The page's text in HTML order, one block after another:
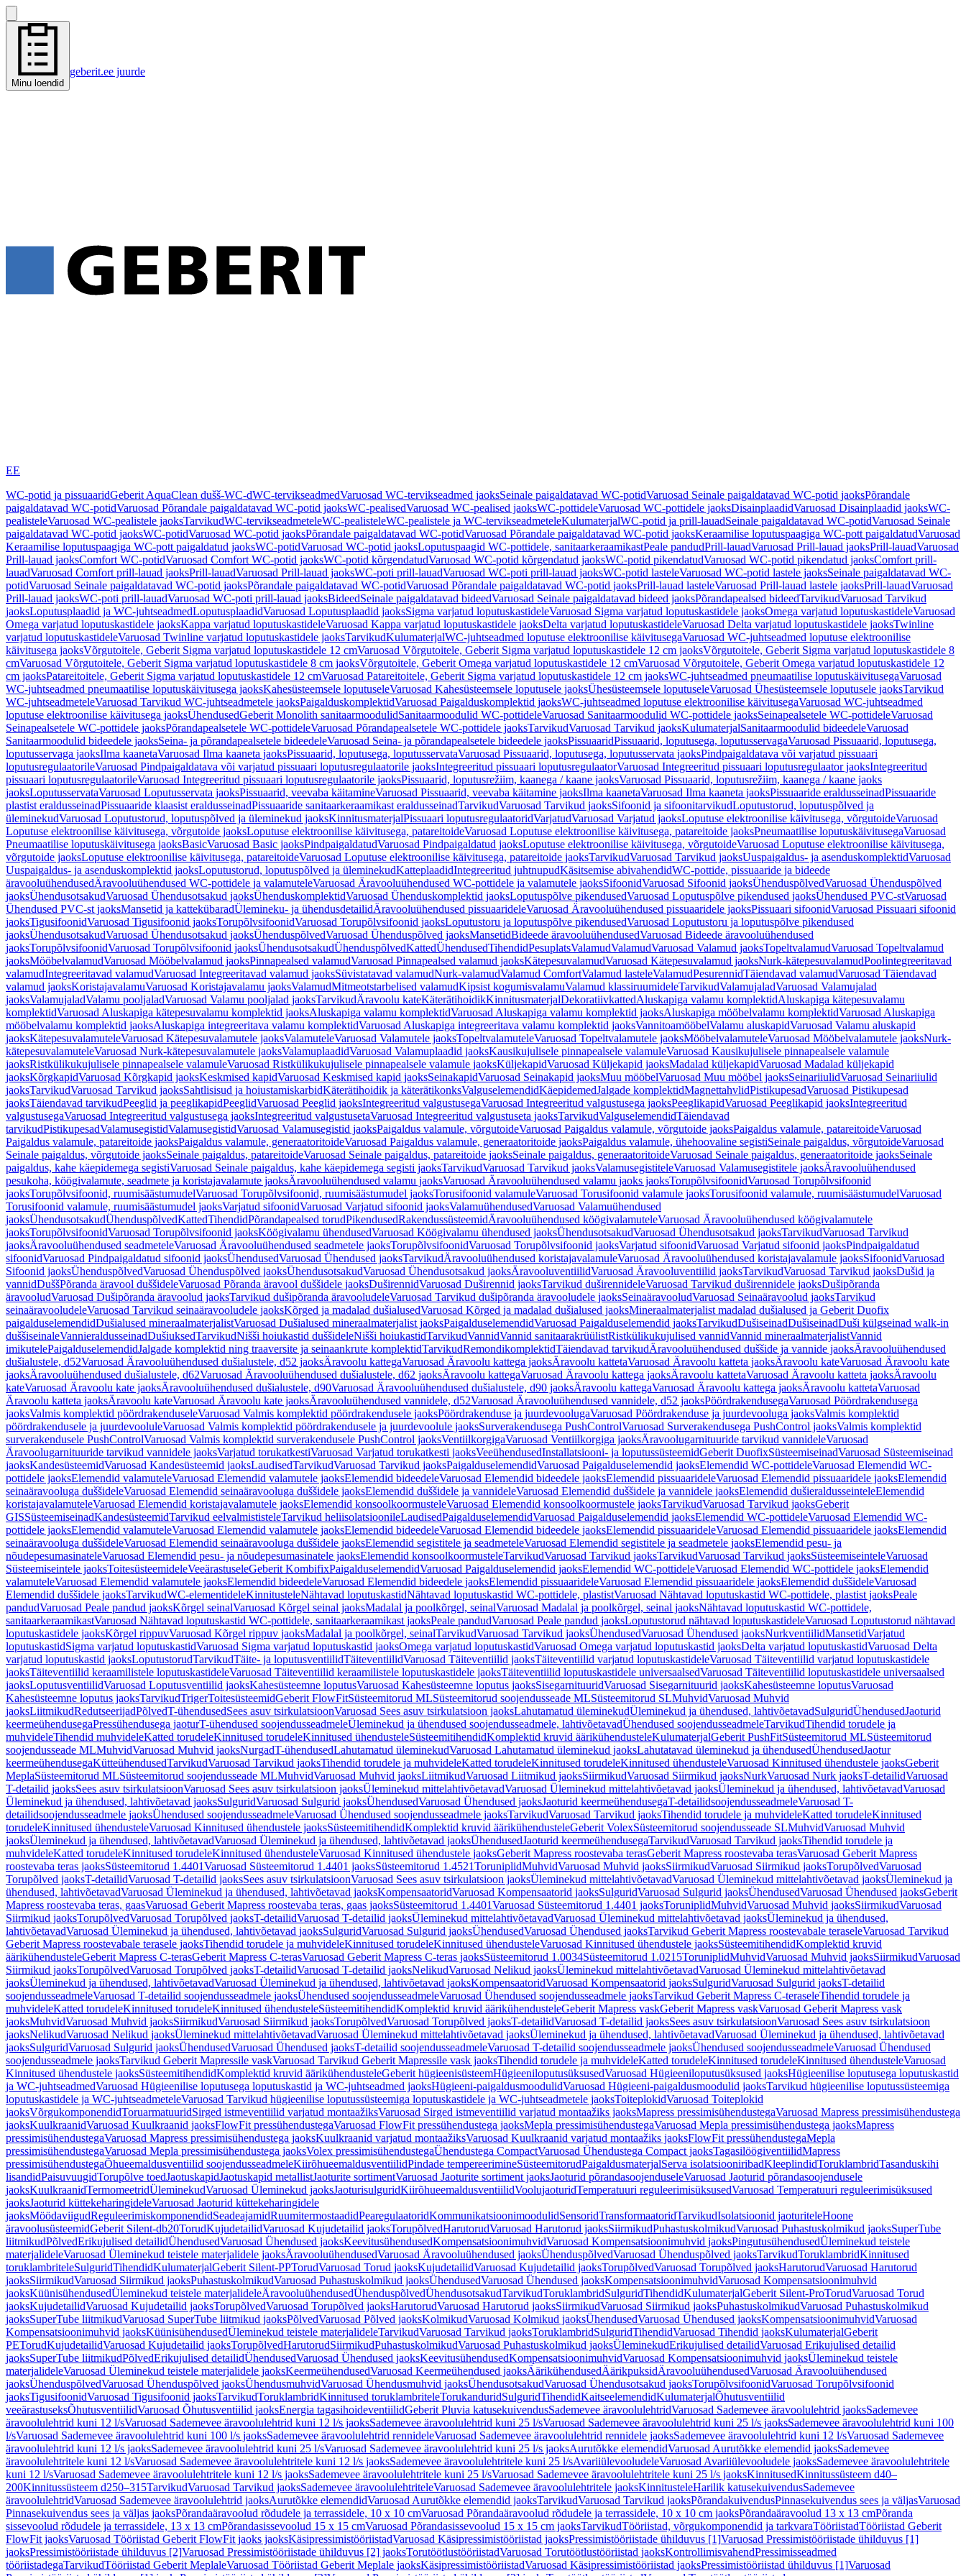
Minu loendid
geberit.ee juurde
EE
WC-potid ja pissuaaridGeberit AquaClean dušš-WC-dWC-tervikseadmedVaruosad WC-tervikseadmed jaoksSeinale paigaldatavad WC-potidVaruosad Seinale paigaldatavad WC-potid jaoksPõrandale
paigaldatavad WC-potidVaruosad Põrandale paigaldatavad WC-potid jaoksWC-pealisedVaruosad WC-pealised jaoksWC-pottideleVaruosad WC-pottidele jaoksDisainplaadidVaruosad Disainplaadid jaoksWC-
pealisteleVaruosad WC-pealistele jaoksTarvikudWC-tervikseadmeteleWC-pealisteleWC-pealistele ja WC-tervikseadmeteleKulumaterjalWC-potid ja prill-lauadSeinale paigaldatavad WC-potidVaruosad Seinale
paigaldatavad WC-potid jaoksWC-potidVaruosad WC-potid jaoksPõrandale paigaldatavad WC-potidVaruosad Põrandale paigaldatavad WC-potid jaoksKeraamilise loputuspaagiga WC-pott paigaldatudVaruosad
Keraamilise loputuspaagiga WC-pott paigaldatud jaoksWC-potidVaruosad WC-potid jaoksLoputuspaagid WC-pottidele, sanitaarkeraamikastPeale pandudPrill-lauadVaruosad Prill-lauad jaoksPrill-lauadVaruosad
Prill-lauad jaoksComfort WC-potidVaruosad Comfort WC-potid jaoksWC-potid kõrgendatudVaruosad WC-potid kõrgendatud jaoksWC-potid pikendatudVaruosad WC-potid pikendatud jaoksComfort prill-
lauadVaruosad Comfort prill-lauad jaoksPrill-lauadVaruosad Prill-lauad jaoksWC-poti prill-lauadVaruosad WC-poti prill-lauad jaoksWC-potid lasteleVaruosad WC-potid lastele jaoksSeinale paigaldatavad WC-
potidVaruosad Seinale paigaldatavad WC-potid jaoksPõrandale paigaldatavad WC-potidVaruosad Põrandale paigaldatavad WC-potid jaoksPrill-lauad lasteleVaruosad Prill-lauad lastele jaoksPrill-lauadVaruosad
Prill-lauad jaoksWC-poti prill-lauadVaruosad WC-poti prill-lauad jaoksBideedSeinale paigaldatavad bideedVaruosad Seinale paigaldatavad bideed jaoksPõrandapealsed bideedTarvikudVaruosad Tarvikud
jaoksLoputusplaadid ja WC-juhtseadmedLoputusplaadidVaruosad Loputusplaadid jaoksSigma varjatud loputuskastideleVaruosad Sigma varjatud loputuskastidele jaoksOmega varjatud loputuskastideleVaruosad
Omega varjatud loputuskastidele jaoksKappa varjatud loputuskastideleVaruosad Kappa varjatud loputuskastidele jaoksDelta varjatud loputuskastideleVaruosad Delta varjatud loputuskastidele jaoksTwinline
varjatud loputuskastideleVaruosad Twinline varjatud loputuskastidele jaoksTarvikudKulumaterjalWC-juhtseadmed loputuse elektroonilise käivitusegaVaruosad WC-juhtseadmed loputuse elektroonilise
käivitusega jaoksVõrgutoitele, Geberit Sigma varjatud loputuskastidele 12 cmVaruosad Võrgutoitele, Geberit Sigma varjatud loputuskastidele 12 cm jaoksVõrgutoitele, Geberit Sigma varjatud loputuskastidele 8
cmVaruosad Võrgutoitele, Geberit Sigma varjatud loputuskastidele 8 cm jaoksVõrgutoitele, Geberit Omega varjatud loputuskastidele 12 cmVaruosad Võrgutoitele, Geberit Omega varjatud loputuskastidele 12
cm jaoksPatareitoitele, Geberit Sigma varjatud loputuskastidele 12 cmVaruosad Patareitoitele, Geberit Sigma varjatud loputuskastidele 12 cm jaoksWC-juhtseadmed pneumaatilise loputuskäivitusegaVaruosad
WC-juhtseadmed pneumaatilise loputuskäivitusega jaoksKahesüsteemsele loputuseleVaruosad Kahesüsteemsele loputusele jaoksÜhesüsteemsele loputuseleVaruosad Ühesüsteemsele loputusele jaoksTarvikud
WC-juhtseadmeteleVaruosad Tarvikud WC-juhtseadmetele jaoksPaigalduskomplektidVaruosad Paigalduskomplektid jaoksWC-juhtseadmed loputuse elektroonilise käivitusegaVaruosad WC-juhtseadmed
loputuse elektroonilise käivitusega jaoksÜhendusedGeberit Monolith sanitaarmoodulidSanitaarmoodulid WC-pottideleVaruosad Sanitaarmoodulid WC-pottidele jaoksSeinapealsetele WC-pottideleVaruosad
Seinapealsetele WC-pottidele jaoksPõrandapealsetele WC-pottideleVaruosad Põrandapealsetele WC-pottidele jaoksTarvikudVaruosad Tarvikud jaoksKulumaterjalSanitaarmoodulid bideedeleVaruosad
Sanitaarmoodulid bideedele jaoksSeina- ja põrandapealsetele bideedeleVaruosad Seina- ja põrandapealsetele bideedele jaoksPissuaaridPissuaarid, loputusega, loputusservagaVaruosad Pissuaarid, loputusega,
loputusservaga jaoksIlma kaanetaVaruosad Ilma kaaneta jaoksPissuaarid, loputusega, loputusservataVaruosad Pissuaarid, loputusega, loputusservata jaoksPindpaigaldatava või varjatud pissuaari
loputusregulaatorileVaruosad Pindpaigaldatava või varjatud pissuaari loputusregulaatorile jaoksIntegreeritud pissuaari loputusregulaatorVaruosad Integreeritud pissuaari loputusregulaator jaoksIntegreeritud
pissuaari loputusregulaatorileVaruosad Integreeritud pissuaari loputusregulaatorile jaoksPissuaarid, loputusrežiim, kaanega / kaane jaoksVaruosad Pissuaarid, loputusrežiim, kaanega / kaane jaoks
jaoksLoputusservataVaruosad Loputusservata jaoksPissuaarid, veevaba käitamineVaruosad Pissuaarid, veevaba käitamine jaoksIlma kaanetaVaruosad Ilma kaaneta jaoksPissuaaride eraldusseinadPissuaaride
plastist eraldusseinadPissuaaride klaasist eraldusseinadPissuaaride sanitaarkeraamikast eraldusseinadTarvikudVaruosad Tarvikud jaoksSifoonid ja sifoonitarvikudLoputustorud, loputuspõlved ja
üleminekudVaruosad Loputustorud, loputuspõlved ja üleminekud jaoksKinnitusmaterjalPissuaari loputusregulaatoridVarjatudVaruosad Varjatud jaoksLoputuse elektroonilise käivitusega, võrgutoideVaruosad
Loputuse elektroonilise käivitusega, võrgutoide jaoksLoputuse elektroonilise käivitusega, patareitoideVaruosad Loputuse elektroonilise käivitusega, patareitoide jaoksPneumaatilise loputuskäivitusegaVaruosad
Pneumaatilise loputuskäivitusega jaoksBasicVaruosad Basic jaoksPindpaigaldatudVaruosad Pindpaigaldatud jaoksLoputuse elektroonilise käivitusega, võrgutoideVaruosad Loputuse elektroonilise käivitusega,
võrgutoide jaoksLoputuse elektroonilise käivitusega, patareitoideVaruosad Loputuse elektroonilise käivitusega, patareitoide jaoksTarvikudVaruosad Tarvikud jaoksUuspaigaldus- ja asenduskomplektidVaruosad
Uuspaigaldus- ja asenduskomplektid jaoksLoputustorud, loputuspõlved ja üleminekudKatteplaadidIntegreeritud juhtnupudKäsitsemise abivahendidWC-pottide, pissuaaride ja bideede
äravooluühendusedÄravooluühendused WC-pottidele ja valamuteleVaruosad Äravooluühendused WC-pottidele ja valamutele jaoksSifoonidVaruosad Sifoonid jaoksÜhenduspõlvedVaruosad Ühenduspõlved
jaoksÜhendusotsakudVaruosad Ühendusotsakud jaoksÜhenduskomplektidVaruosad Ühenduskomplektid jaoksLoputuspõlve pikendusedVaruosad Loputuspõlve pikendused jaoksÜhendused PVC-stVaruosad
Ühendused PVC-st jaoksMansetid ja kattekübaradÜlemineku- ja ühendusdetailidÄravooluühendused pissuaarideleVaruosad Äravooluühendused pissuaaridele jaoksPissuaari sifoonidVaruosad Pissuaari sifoonid
jaoksTigusifoonidVaruosad Tigusifoonid jaoksTorupõlvsifoonidVaruosad Torupõlvsifoonid jaoksLoputustoru ja loputuspõlve pikendusedVaruosad Loputustoru ja loputuspõlve pikendused
jaoksÜhendusotsakudVaruosad Ühendusotsakud jaoksÜhenduspõlvedVaruosad Ühenduspõlved jaoksMansetidBideede äravooluühendusedVaruosad Bideede äravooluühendused
jaoksTorupõlvsifoonidVaruosad Torupõlvsifoonid jaoksÜhendusotsakudÜhenduspõlvedKattedÜhendusedTihendidPesuplatsValamudValamudVaruosad Valamud jaoksTopeltvalamudVaruosad Topeltvalamud
jaoksMööbelvalamudVaruosad Mööbelvalamud jaoksPinnapealsed valamudVaruosad Pinnapealsed valamud jaoksKätepesuvalamudVaruosad Kätepesuvalamud jaoksNurk-kätepesuvalamudPoolintegreeritavad
valamudIntegreeritavad valamudVaruosad Integreeritavad valamud jaoksSüvistatavad valamudNurk-valamudValamud ComfortValamud lasteleValamudPesurennidTäiendavad valamudVaruosad Täiendavad
valamud jaoksKoristajavalamuVaruosad Koristajavalamu jaoksValamudMitmeotstarbelised valamudKipsist kogumisvalamuValamud klassiruumideleTarvikudValamujaladVaruosad Valamujalad
jaoksValamujaladValamu pooljaladVaruosad Valamu pooljalad jaoksTarvikudÄravoolu kateKäterätihoidikKinnitusmaterjalDekoratiivkattedAluskapiga valamu komplektidAluskapiga kätepesuvalamu
komplektidVaruosad Aluskapiga kätepesuvalamu komplektid jaoksAluskapiga valamu komplektidVaruosad Aluskapiga valamu komplektid jaoksAluskapiga mööbelvalamu komplektidVaruosad Aluskapiga
mööbelvalamu komplektid jaoksAluskapiga integreeritava valamu komplektidVaruosad Aluskapiga integreeritava valamu komplektid jaoksVannitoamööbelValamu aluskapidVaruosad Valamu aluskapid
jaoksKätepesuvalamuteleVaruosad Kätepesuvalamutele jaoksValamuteleVaruosad Valamutele jaoksTopeltvalamuteleVaruosad Topeltvalamutele jaoksMööbelvalamuteleVaruosad Mööbelvalamutele jaoksNurk-
kätepesuvalamuteleVaruosad Nurk-kätepesuvalamutele jaoksValamuplaadidVaruosad Valamuplaadid jaoksKausikujulisele pinnapealsele valamuleVaruosad Kausikujulisele pinnapealsele valamule
jaoksRistkülikukujulisele pinnapealsele valamuleVaruosad Ristkülikukujulisele pinnapealsele valamule jaoksKüljekapidVaruosad Küljekapid jaoksMadalad küljekapidVaruosad Madalad küljekapid
jaoksKõrgkapidVaruosad Kõrgkapid jaoksKeskmised kapidVaruosad Keskmised kapid jaoksSeinakapidVaruosad Seinakapid jaoksMuu mööbelVaruosad Muu mööbel jaoksSeinariiulidVaruosad Seinariiulid
jaoksTarvikudVaruosad Tarvikud jaoksSahtlisisud ja hoiustamiskarbidKäterätihoidik ja käterätikonksValguselemendidKäepidemedJalgade komplektidMagnettahvlidPistikupesadVaruosad Pistikupesad
jaoksTäiendavad tarvikudPeeglid ja peeglikapidPeeglidVaruosad Peeglid jaoksIntegreeritud valgustusegaVaruosad Integreeritud valgustusega jaoksPeeglikapidVaruosad Peeglikapid jaoksIntegreeritud
valgustusegaVaruosad Integreeritud valgustusega jaoksIntegreeritud valgustusetaVaruosad Integreeritud valgustuseta jaoksTarvikudValguselemendidTäiendavad
tarvikudPistikupesadValamusegistidValamusegistidVaruosad Valamusegistid jaoksPaigaldus valamule, võrgutoideVaruosad Paigaldus valamule, võrgutoide jaoksPaigaldus valamule, patareitoideVaruosad
Paigaldus valamule, patareitoide jaoksPaigaldus valamule, generaatoritoideVaruosad Paigaldus valamule, generaatoritoide jaoksPaigaldus valamule, ühehoovaline segistiSeinale paigaldus, võrgutoideVaruosad
Seinale paigaldus, võrgutoide jaoksSeinale paigaldus, patareitoideVaruosad Seinale paigaldus, patareitoide jaoksSeinale paigaldus, generaatoritoideVaruosad Seinale paigaldus, generaatoritoide jaoksSeinale
paigaldus, kahe käepidemega segistiVaruosad Seinale paigaldus, kahe käepidemega segisti jaoksTarvikudVaruosad Tarvikud jaoksValamusegistiteleVaruosad Valamusegistitele jaoksÄravooluühendused
pesukoha, köögivalamute, seadmete ja koristajavalamute jaoksÄravooluühendused valamu jaoksVaruosad Äravooluühendused valamu jaoks jaoksTorupõlvsifoonidVaruosad Torupõlvsifoonid
jaoksTorupõlvsifoonid, ruumisäästumudelVaruosad Torupõlvsifoonid, ruumisäästumudel jaoksTorusifoonid valamuleVaruosad Torusifoonid valamule jaoksTorusifoonid valamule, ruumisäästumudelVaruosad
Torusifoonid valamule, ruumisäästumudel jaoksVarjatud sifoonidVaruosad Varjatud sifoonid jaoksValamuühendusedVaruosad Valamuühendused
jaoksÜhendusotsakudÜhenduspõlvedKattedTihendidPõrandapealsed torudPikendusedRakendussüsteemidÄravooluühendused köögivalamuteleVaruosad Äravooluühendused köögivalamutele
jaoksTorupõlvsifoonidVaruosad Torupõlvsifoonid jaoksKöögivalamu ühendusedVaruosad Köögivalamu ühendused jaoksÜhendusotsakudVaruosad Ühendusotsakud jaoksTarvikudVaruosad Tarvikud
jaoksÄravooluühendused seadmeteleVaruosad Äravooluühendused seadmetele jaoksTorupõlvsifoonidVaruosad Torupõlvsifoonid jaoksVarjatud sifoonidVaruosad Varjatud sifoonid jaoksPindpaigaldatud
sifoonidVaruosad Pindpaigaldatud sifoonid jaoksÜhendusedVaruosad Ühendused jaoksTarvikudÄravooluühendused koristajavalamuleVaruosad Äravooluühendused koristajavalamule jaoksSifoonidVaruosad
Sifoonid jaoksÜhenduspõlvedVaruosad Ühenduspõlved jaoksÜhendusotsakudVaruosad Ühendusotsakud jaoksÄravooluventiilidVaruosad Äravooluventiilid jaoksTarvikudVaruosad Tarvikud jaoksDušid ja
vannidDuššPõranda äravool duššideleVaruosad Põranda äravool duššidele jaoksDuširennidVaruosad Duširennid jaoksTarvikud duširennideleVaruosad Tarvikud duširennidele jaoksDušipõranda
äravooludVaruosad Dušipõranda äravoolud jaoksTarvikud dušipõranda äravooludeleVaruosad Tarvikud dušipõranda äravooludele jaoksSeinaäravooludVaruosad Seinaäravoolud jaoksTarvikud
seinaäravooludeleVaruosad Tarvikud seinaäravooludele jaoksKõrged ja madalad dušialusedVaruosad Kõrged ja madalad dušialused jaoksMineraalmaterjalist madalad dušialused ja Geberit Duofix
paigalduselemendidDušialused mineraalmaterjalistVaruosad Dušialused mineraalmaterjalist jaoksPaigalduselemendidVaruosad Paigalduselemendid jaoksTarvikudDušiseinadDušiseinadDuši külgseinad walk-in
duššiseinaleVannieraldusseinadDušiuksedTarvikudNišši hoiukastid duššideleNišši hoiukastidTarvikudVannidVannid sanitaarakrüülistRistkülikukujulised vannidVannid mineraalmaterjalistVannid
imikutelePaigalduselemendidJalgade komplektid ning traaversite ja seinaankrute komplektidTarvikudRemondikomplektidTäiendavad tarvikudÄravooluühendused duššide ja vannide jaoksÄravooluühendused
dušialustele, d52Varuosad Äravooluühendused dušialustele, d52 jaoksÄravoolu kattegaVaruosad Äravoolu kattega jaoksÄravoolu kattetaVaruosad Äravoolu katteta jaoksÄravoolu kateVaruosad Äravoolu kate
jaoksÄravooluühendused dušialustele, d62Varuosad Äravooluühendused dušialustele, d62 jaoksÄravoolu kattegaVaruosad Äravoolu kattega jaoksÄravoolu kattetaVaruosad Äravoolu katteta jaoksÄravoolu
kateVaruosad Äravoolu kate jaoksÄravooluühendused dušialustele, d90Varuosad Äravooluühendused dušialustele, d90 jaoksÄravoolu kattegaVaruosad Äravoolu kattega jaoksÄravoolu kattetaVaruosad
Äravoolu katteta jaoksÄravoolu kateVaruosad Äravoolu kate jaoksÄravooluühendused vannidele, d52Varuosad Äravooluühendused vannidele, d52 jaoksPöördrakendusegaVaruosad Pöördrakendusega
jaoksValmis komplektid pöördrakenduseleVaruosad Valmis komplektid pöördrakendusele jaoksPöördrakenduse ja juurdevoolugaVaruosad Pöördrakenduse ja juurdevooluga jaoksValmis komplektid
pöördrakendusele ja juurdevooluleVaruosad Valmis komplektid pöördrakendusele ja juurdevoolule jaoksSurverakendusega PushControlVaruosad Surverakendusega PushControl jaoksValmis komplektid
surverakendusele PushControlVaruosad Valmis komplektid surverakendusele PushControl jaoksVentiilkorgigaVaruosad Ventiilkorgiga jaoksÄravoolugarnituuride tarvikud vannideleVaruosad
Äravoolugarnituuride tarvikud vannidele jaoksVarjatud torukatkestiVaruosad Varjatud torukatkesti jaoksVeeühendusedInstallatsiooni- ja loputussüsteemidGeberit DuofixSüsteemiseinadVaruosad Süsteemiseinad
jaoksKandesüsteemidVaruosad Kandesüsteemid jaoksLaudisedTarvikudVaruosad Tarvikud jaoksPaigalduselemendidVaruosad Paigalduselemendid jaoksElemendid WC-pottideleVaruosad Elemendid WC-
pottidele jaoksElemendid valamuteleVaruosad Elemendid valamutele jaoksElemendid bideedeleVaruosad Elemendid bideedele jaoksElemendid pissuaarideleVaruosad Elemendid pissuaaridele jaoksElemendid
seinaäravooluga duššideleVaruosad Elemendid seinaäravooluga duššidele jaoksElemendid duššidele ja vannideleVaruosad Elemendid duššidele ja vannidele jaoksElemendid dušieraldusseinteleElemendid
koristajavalamuteleVaruosad Elemendid koristajavalamutele jaoksElemendid konsoolkoormusteleVaruosad Elemendid konsoolkoormustele jaoksTarvikudVaruosad Tarvikud jaoksGeberit
GISSüsteemiseinadKandesüsteemidTarvikud eelvalmististeleTarvikud heliisolatsioonileLaudisedPaigalduselemendidVaruosad Paigalduselemendid jaoksElemendid WC-pottideleVaruosad Elemendid WC-
pottidele jaoksElemendid valamuteleVaruosad Elemendid valamutele jaoksElemendid bideedeleVaruosad Elemendid bideedele jaoksElemendid pissuaarideleVaruosad Elemendid pissuaaridele jaoksElemendid
seinaäravooluga duššideleVaruosad Elemendid seinaäravooluga duššidele jaoksElemendid segistitele ja seadmeteleVaruosad Elemendid segistitele ja seadmetele jaoksElemendid pesu- ja
nõudepesumasinateleVaruosad Elemendid pesu- ja nõudepesumasinatele jaoksElemendid konsoolkoormusteleTarvikudVaruosad Tarvikud jaoksTarvikudVaruosad Tarvikud jaoksSüsteemiseinteleVaruosad
Süsteemiseintele jaoksToitesüsteemideleVeeärastuseleGeberit KombifixPaigalduselemendidVaruosad Paigalduselemendid jaoksElemendid WC-pottideleVaruosad Elemendid WC-pottidele jaoksElemendid
valamuteleVaruosad Elemendid valamutele jaoksElemendid bideedeleVaruosad Elemendid bideedele jaoksElemendid pissuaarideleVaruosad Elemendid pissuaaridele jaoksElemendid duššideleVaruosad
Elemendid duššidele jaoksTarvikudWC-elementideleKinnitusteleNähtavad loputuskastidNähtavad loputuskastid WC-pottidele, plastistVaruosad Nähtavad loputuskastid WC-pottidele, plastist jaoksPeale
pandudVaruosad Peale pandud jaoksKõrgel seinalVaruosad Kõrgel seinal jaoksMadalal ja poolkõrgel, seinalVaruosad Madalal ja poolkõrgel, seinal jaoksNähtavad loputuskastid WC-pottidele,
sanitaarkeraamikastVaruosad Nähtavad loputuskastid WC-pottidele, sanitaarkeraamikast jaoksPeale pandudVaruosad Peale pandud jaoksLoputustorud nähtavad loputuskastideleVaruosad Loputustorud nähtavad
loputuskastidele jaoksKõrgel rippuvVaruosad Kõrgel rippuv jaoksMadalal ja poolkõrgel, seinalTarvikudVaruosad Tarvikud jaoksÜhendusedVaruosad Ühendused jaoksNurkventiilidMansetidVarjatud
loputuskastidSigma varjatud loputuskastidVaruosad Sigma varjatud loputuskastid jaoksOmega varjatud loputuskastidVaruosad Omega varjatud loputuskastid jaoksDelta varjatud loputuskastidVaruosad Delta
varjatud loputuskastid jaoksLoputustorudTarvikudTäite- ja loputusventiilidTäiteventiilidVaruosad Täiteventiilid jaoksTäiteventiilid varjatud loputuskastideleVaruosad Täiteventiilid varjatud loputuskastidele
jaoksTäiteventiilid keraamilistele loputuskastideleVaruosad Täiteventiilid keraamilistele loputuskastidele jaoksTäiteventiilid loputuskastidele universaalsedVaruosad Täiteventiilid loputuskastidele universaalsed
jaoksLoputusventiilidVaruosad Loputusventiilid jaoksKahesüsteemne loputusVaruosad Kahesüsteemne loputus jaoksSisegarnituuridVaruosad Sisegarnituurid jaoksKahesüsteemne loputusVaruosad
Kahesüsteemne loputus jaoksTarvikudTrigerToitesüsteemidGeberit FlowFitSüsteemitorud MLSüsteemitorud soojendusseade MLSüsteemitorud SLMuhvidVaruosad Muhvid
jaoksLiitmikudRedutseerijadPõlvedT-ühendusedSees asuv tsirkulatsioonVaruosad Sees asuv tsirkulatsioon jaoksLahutamatud üleminekudÜleminekud ja ühendused, lahtivõetavadSulguridÜhendusedJaoturid
keermeühendusegaPressühendusega jaoturT-ühendused soojendusseadmeleÜleminekud ja ühendused soojendusseadmele, lahtivõetavadÜhendused soojendusseadmeleTarvikudTihendid torudele ja
muhvideleTihendid muhvideleKatted torudeleKinnitused torudeleKinnitused ühendusteleSüsteemitihendidKomplektid kruvid äärikühendusteleKulumaterjalGeberit PushFitSüsteemitorud MLSüsteemitorud
soojendusseade MLMuhvidVaruosad Muhvid jaoksNurgadT-ühendusedLahutamatud üleminekudVaruosad Lahutamatud üleminekud jaoksLahutatavad üleminekud ja ühendusedÜhendusedJaotur
keermeühendusegaKütteühendusedTarvikudVaruosad Tarvikud jaoksTihendid torudele ja muhvideleKatted torudeleKinnitused torudeleKinnitused ühendusteleVaruosad Kinnitused ühendustele jaoksGeberit
MeplaSüsteemitorud MLSüsteemitorud soojendusseade MLMuhvidVaruosad Muhvid jaoksLiitmikudVaruosad Liitmikud jaoksSiirmikudVaruosad Siirmikud jaoksNurkVaruosad Nurk jaoksT-detailidVaruosad
T-detailid jaoksSees asuv tsirkulatsioonVaruosad Sees asuv tsirkulatsioon jaoksÜleminekud mittelahtivõetavadVaruosad Üleminekud mittelahtivõetavad jaoksÜleminekud ja ühendused, lahtivõetavadVaruosad
Üleminekud ja ühendused, lahtivõetavad jaoksSulguridVaruosad Sulgurid jaoksÜhendusedVaruosad Ühendused jaoksJaoturid keermeühendusegaT-detailidsoojendusseadmeleVaruosad T-
detailidsoojendusseadmele jaoksÜhendused soojendusseadmeleVaruosad Ühendused soojendusseadmele jaoksTarvikudVaruosad Tarvikud jaoksTihendid torudele ja muhvideleKatted torudeleKinnitused
torudeleKinnitused ühendusteleVaruosad Kinnitused ühendustele jaoksSüsteemitihendidKomplektid kruvid äärikühendusteleGeberit VolexSüsteemitorud soojendusseade SLMuhvidVaruosad Muhvid
jaoksÜleminekud ja ühendused, lahtivõetavadVaruosad Üleminekud ja ühendused, lahtivõetavad jaoksÜhendusedJaoturid keermeühendusegaTarvikudVaruosad Tarvikud jaoksTihendid torudele ja
muhvideleKatted torudeleKinnitused torudeleKinnitused ühendusteleVaruosad Kinnitused ühendustele jaoksGeberit Mapress roostevaba terasGeberit Mapress roostevaba terasVaruosad Geberit Mapress
roostevaba teras jaoksSüsteemitorud 1.4401Varuosad Süsteemitorud 1.4401 jaoksSüsteemitorud 1.4521ToruniplidMuhvidVaruosad Muhvid jaoksSiirmikudVaruosad Siirmikud jaoksTorupõlvedVaruosad
Torupõlved jaoksT-detailidVaruosad T-detailid jaoksSees asuv tsirkulatsioonVaruosad Sees asuv tsirkulatsioon jaoksÜleminekud mittelahtivõetavadVaruosad Üleminekud mittelahtivõetavad jaoksÜleminekud ja
ühendused, lahtivõetavadVaruosad Üleminekud ja ühendused, lahtivõetavad jaoksKompensaatoridVaruosad Kompensaatorid jaoksSulguridVaruosad Sulgurid jaoksÜhendusedVaruosad Ühendused jaoksGeberit
Mapress roostevaba teras, gaasVaruosad Geberit Mapress roostevaba teras, gaas jaoksSüsteemitorud 1.4401Varuosad Süsteemitorud 1.4401 jaoksToruniplidMuhvidVaruosad Muhvid jaoksSiirmikudVaruosad
Siirmikud jaoksTorupõlvedVaruosad Torupõlved jaoksT-detailidVaruosad T-detailid jaoksÜleminekud mittelahtivõetavadVaruosad Üleminekud mittelahtivõetavad jaoksÜleminekud ja ühendused,
lahtivõetavadVaruosad Üleminekud ja ühendused, lahtivõetavad jaoksSulguridVaruosad Sulgurid jaoksÜhendusedVaruosad Ühendused jaoksTarvikud Geberit Mapress roostevabale teraseleVaruosad Tarvikud
Geberit Mapress roostevabale terasele jaoksTihendid torudele ja muhvideleKinnitused torudeleKinnitused ühendusteleVaruosad Kinnitused ühendustele jaoksSüsteemitihendidKomplektid kruvid
äärikühendusteleGeberit Mapress C-terasGeberit Mapress C-terasVaruosad Geberit Mapress C-teras jaoksSüsteemitorud 1.0034Süsteemitorud 1.0215ToruniplidMuhvidVaruosad Muhvid jaoksSiirmikudVaruosad
Siirmikud jaoksTorupõlvedVaruosad Torupõlved jaoksT-detailidVaruosad T-detailid jaoksNelikudVaruosad Nelikud jaoksÜleminekud mittelahtivõetavadVaruosad Üleminekud mittelahtivõetavad
jaoksÜleminekud ja ühendused, lahtivõetavadVaruosad Üleminekud ja ühendused, lahtivõetavad jaoksKompensaatoridVaruosad Kompensaatorid jaoksSulguridVaruosad Sulgurid jaoksT-detailid
soojendusseadmeleVaruosad T-detailid soojendusseadmele jaoksÜhendused soojendusseadmeleVaruosad Ühendused soojendusseadmele jaoksTarvikud Geberit Mapress C-teraseleTihendid torudele ja
muhvideleKatted torudeleKinnitused torudeleKinnitused ühendusteleSüsteemitihendidKomplektid kruvid äärikühendusteleGeberit Mapress vaskGeberit Mapress vaskVaruosad Geberit Mapress vask
jaoksMuhvidVaruosad Muhvid jaoksSiirmikudVaruosad Siirmikud jaoksTorupõlvedVaruosad Torupõlved jaoksT-detailidVaruosad T-detailid jaoksSees asuv tsirkulatsioonVaruosad Sees asuv tsirkulatsioon
jaoksNelikudVaruosad Nelikud jaoksÜleminekud mittelahtivõetavadVaruosad Üleminekud mittelahtivõetavad jaoksÜleminekud ja ühendused, lahtivõetavadVaruosad Üleminekud ja ühendused, lahtivõetavad
jaoksSulguridVaruosad Sulgurid jaoksÜhendusedVaruosad Ühendused jaoksT-detailid soojendusseadmeleVaruosad T-detailid soojendusseadmele jaoksÜhendused soojendusseadmeleVaruosad Ühendused
soojendusseadmele jaoksTarvikud Geberit Mapressile vaskVaruosad Tarvikud Geberit Mapressile vask jaoksTihendid torudele ja muhvideleKatted torudeleKinnitused torudeleKinnitused ühendusteleVaruosad
Kinnitused ühendustele jaoksSüsteemitihendidKomplektid kruvid äärikühendusteleGeberit hügieenisüsteemHügieeniloputusüksusedVaruosad Hügieeniloputusüksused jaoksHügieenilise loputusega loputuskastid
ja WC-juhtseadmedVaruosad Hügieenilise loputusega loputuskastid ja WC-juhtseadmed jaoksHügieeni-paigaldusmoodulidVaruosad Hügieeni-paigaldusmoodulid jaoksTarvikud hügieenilise loputussüsteemiga
loputuskastidele ja WC-juhtseadmeteleVaruosad Tarvikud hügieenilise loputussüsteemiga loputuskastidele ja WC-juhtseadmetele jaoksToiteplokidVaruosad Toiteplokid
jaoksVõrgukomponendidToruarmatuuridSirged istmeventiilid varjatud montaažiksVaruosad Sirged istmeventiilid varjatud montaažiks jaoksMapress pressimisühendustegaVaruosad Mapress pressimisühendustega
jaoksKuulkraanidVaruosad Kuulkraanid jaoksFlowFit pressühendustegaVaruosad FlowFit pressühendustega jaoksMepla pressimisühendustegaVaruosad Mepla pressimisühendustega jaoksMapress
pressimisühendustegaVaruosad Mapress pressimisühendustega jaoksKuulkraanid varjatud montaažiksVaruosad Kuulkraanid varjatud montaažiks jaoksFlowFit pressühendustegaMepla
pressimisühendustegaVaruosad Mepla pressimisühendustega jaoksVolex pressimisühendustegaÜhendustega CompactVaruosad Ühendustega Compact jaoksTagasilöögiventiilidMapress
pressimisühendustegaÕhueemaldusventiilid soojendusseadmeleKiirõhueemaldusventiilidPindade tempereerimineSüsteemitorudPaigaldusmaterjalServa isolatsiooniribadKleeplindidToruklambridTasanduskihi
lisandidPaisuvuugidTorupõlve toedJaotuskapidJaotuskapid metallistJaoturite sortimentVaruosad Jaoturite sortiment jaoksJaoturid põrandasoojenduseleVaruosad Jaoturid põrandasoojendusele
jaoksKuulkraanidTermomeetridÜleminekudVaruosad Üleminekud jaoksJaoturisulguridKiirõhueemaldusventiilidVoolujaoturidTemperatuuri reguleerimisüksusedVaruosad Temperatuuri reguleerimisüksused
jaoksJaoturid küttekeharingideleVaruosad Jaoturid küttekeharingidele
jaoksMöödaviigudReguleerimiskomponendidSeadeajamidRuumitermostaadidPearegulaatoridKommunikatsioonimoodulidSensoridTransformaatoridTarvikudIsolatsioonid jaoturiteleHoone
äravoolusüsteemidGeberit Silent-db20TorudKujudetailidVaruosad Kujudetailid jaoksTorupõlvedHarutorudVaruosad Harutorud jaoksSiirmikudPuhastuskolmikudVaruosad Puhastuskolmikud jaoksSuperTube
liitmikudPõlvedErikujulised detailidÜhendusedVaruosad Ühendused jaoksKeevitusühendusedKompensatsioonimuhvidVaruosad Kompensatsioonimuhvid jaoksPingutusühendusedÜleminekud teistele
materjalideleVaruosad Üleminekud teistele materjalidele jaoksÄravooluühendusedVaruosad Äravooluühendused jaoksÜhenduspõlvedVaruosad Ühenduspõlved jaoksTarvikudToruklambridKinnitused
toruklambriteleSulguridTihendidKulumaterjalGeberit Silent-PPTorudVaruosad Torud jaoksKujudetailidVaruosad Kujudetailid jaoksTorupõlvedVaruosad Torupõlved jaoksHarutorudVaruosad Harutorud
jaoksSiirmikudVaruosad Siirmikud jaoksPuhastuskolmikudVaruosad Puhastuskolmikud jaoksÜhendusedVaruosad Ühendused jaoksKompensatsioonimuhvidVaruosad Kompensatsioonimuhvid
jaoksKüünisühendusedÜleminekud teistele materjalideleÄravooluühendusedÜhenduspõlvedÜhendusotsakudTarvikudToruklambridSulguridTihendidKulumaterjalGeberit Silent-ProTorudVaruosad Torud
jaoksKujudetailidVaruosad Kujudetailid jaoksTorupõlvedVaruosad Torupõlved jaoksHarutorudVaruosad Harutorud jaoksSiirmikudVaruosad Siirmikud jaoksPuhastuskolmikudVaruosad Puhastuskolmikud
jaoksSuperTube liitmikudVaruosad SuperTube liitmikud jaoksPõlvedVaruosad Põlved jaoksKolmikudVaruosad Kolmikud jaoksÜhendusedVaruosad Ühendused jaoksKompensatsioonimuhvidVaruosad
Kompensatsioonimuhvid jaoksKüünisühendusedÜleminekud teistele materjalideleTarvikudVaruosad Tarvikud jaoksToruklambridSulguridTihendidVaruosad Tihendid jaoksKulumaterjalGeberit
PETorudKujudetailidVaruosad Kujudetailid jaoksTorupõlvedHarutorudSiirmikudPuhastuskolmikudVaruosad Puhastuskolmikud jaoksÜleminekudErikujulised detailidVaruosad Erikujulised detailid
jaoksSuperTube liitmikudPõlvedErikujulised detailidÜhendusedVaruosad Ühendused jaoksKeevitusühendusedKompensatsioonimuhvidVaruosad Kompensatsioonimuhvid jaoksÜleminekud teistele
materjalideleVaruosad Üleminekud teistele materjalidele jaoksKeermeühendusedVaruosad Keermeühendused jaoksÄärikühendusedÄärikpuksidÄravooluühendusedVaruosad Äravooluühendused
jaoksÜhenduspõlvedVaruosad Ühenduspõlved jaoksÜhendusmuhvidVaruosad Ühendusmuhvid jaoksÜhendusotsakudVaruosad Ühendusotsakud jaoksTorupõlvsifoonidVaruosad Torupõlvsifoonid
jaoksTigusifoonidVaruosad Tigusifoonid jaoksTarvikudToruklambridKinnitused toruklambriteleTorukanduridSulguridTihendidKaitseelemendidKulumaterjalÕhutusventiilid
veeärastuseksÕhutusventiilidVaruosad Õhutusventiilid jaoksEnergia tagasihoideventiilidGeberit Pluvia katusekuivendusSademevee äravoolulehtridVaruosad Sademevee äravoolulehtrid jaoksSademevee
äravoolulehtrid kuni 12 l/sVaruosad Sademevee äravoolulehtrid kuni 12 l/s jaoksSademevee äravoolulehtrid kuni 25 l/sVaruosad Sademevee äravoolulehtrid kuni 25 l/s jaoksSademevee äravoolulehtrid kuni 100
l/sVaruosad Sademevee äravoolulehtrid kuni 100 l/s jaoksSademevee äravoolulehtrid rennideleVaruosad Sademevee äravoolulehtrid rennidele jaoksSademevee äravoolulehtrid kuni 12 l/sVaruosad Sademevee
äravoolulehtrid kuni 12 l/s jaoksSademevee äravoolulehtrid kuni 25 l/sVaruosad Sademevee äravoolulehtrid kuni 25 l/s jaoksAurutõkke elemendidVaruosad Aurutõkke elemendid jaoksSademevee
äravoolulehtritele kuni 12 l/sVaruosad Sademevee äravoolulehtritele kuni 12 l/s jaoksSademevee äravoolulehtritele kuni 25 l/sAvariiülevooludeleVaruosad Avariiülevooludele jaoksSademevee äravoolulehtritele
kuni 12 l/sVaruosad Sademevee äravoolulehtritele kuni 12 l/s jaoksSademevee äravoolulehtritele kuni 25 l/sVaruosad Sademevee äravoolulehtritele kuni 25 l/s jaoksKinnitusedKinnitussüsteem d40–
200Kinnitussüsteem d250–315TarvikudVaruosad Tarvikud jaoksSademevee äravoolulehtriteleVaruosad Sademevee äravoolulehtritele jaoksKinnitusteleHarilik katusekuivendusSademevee
äravoolulehtridVaruosad Sademevee äravoolulehtrid jaoksAurutõkke elemendidVaruosad Aurutõkke elemendid jaoksTarvikudVaruosad Tarvikud jaoksPõrandakuivendusPinnasekuivendus sees ja väljasVaruosad
Pinnasekuivendus sees ja väljas jaoksPõrandaäravoolud rõdudele ja terrassidele, 10 x 10 cmVaruosad Põrandaäravoolud rõdudele ja terrassidele, 10 x 10 cm jaoksPõrandaäravoolud 13 x 13 cmPõranda
sissevoolud rõdudele ja terrassidele, 13 x 13 cmPõrandasissevoolud 15 x 15 cmVaruosad Põrandasissevoolud 15 x 15 cm jaoksTarvikudTööriistad, võrgukomponendid ja tarkvaraTööriistadTööriistad Geberit
FlowFit jaoksVaruosad Tööriistad Geberit FlowFit jaoks jaoksKäsipressimistööriistadVaruosad Käsipressimistööriistad jaoksPressimistööriistade ühilduvus [1]Varuosad Pressimistööriistade ühilduvus [1]
jaoksPressimistööriistade ühilduvus [2]Varuosad Pressimistööriistade ühilduvus [2] jaoksTorutöötlustööriistadVaruosad Torutöötlustööriistad jaoksKontrollimisvahendPressimisseadmed
tööriistadegaTarvikudTööriistad Geberit MeplaleVaruosad Tööriistad Geberit Meplale jaoksKäsipressimistööriistadVaruosad Käsipressimistööriistad jaoksPressimistööriistad ühilduvus [1]Varuosad